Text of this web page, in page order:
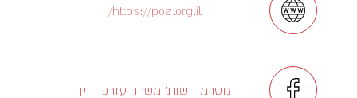
https://poa.org.il/
גוטרמן ושות' משרד עורכי דין